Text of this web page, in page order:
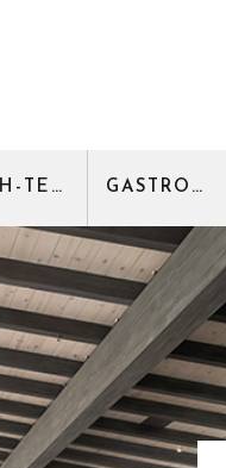
HIGH-TECH GASTRONOMIE